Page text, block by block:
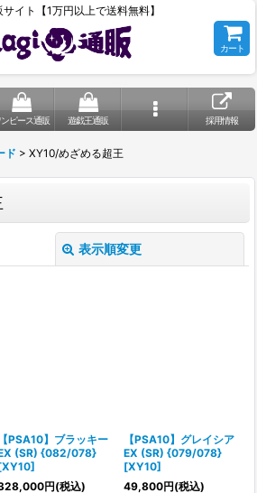
イト【1万円以上で送料無料】
カート
ンピース通販 遊戯王通販 採用情報
ド > XY10/めざめる超王
表示順変更
絞り込む
【PSA10】ブラッキー
(SR) {082/078}
円(税込)
【PSA10】グレイシア
EX (SR) {079/078}
[XY10]
49,800円(税込)